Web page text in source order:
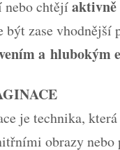
nebo chtějí
být zase
a hlubokým
je technika,
obrazy nebo